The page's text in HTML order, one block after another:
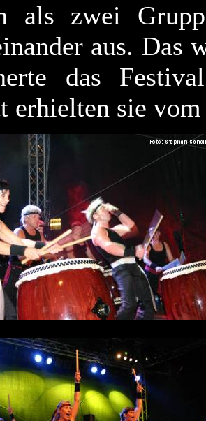
als zwei
aus. Das
das
erhielten sie